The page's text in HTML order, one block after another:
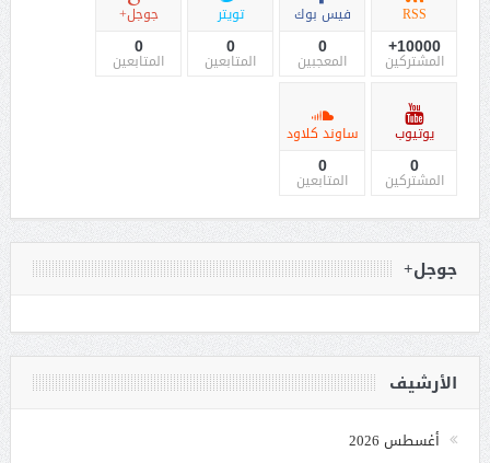
RSS
10000+
المشتركين
فيس بوك
0
المعجبين
تويتر
0
المتابعين
جوجل+
0
المتابعين
يوتيوب
0
المشتركين
ساوند كلاود
0
المتابعين
جوجل+
الأرشيف
أغسطس 2026